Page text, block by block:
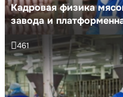
Кадровая физика
завода и
461